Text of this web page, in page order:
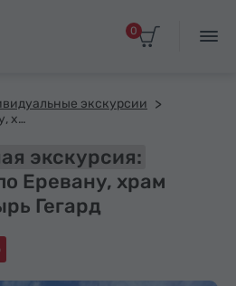
0
экскурсии
Обзорный тур по Еревану, храм Гарни, монастырь Гегард
экскурсия:
Еревану, храм
Гегард